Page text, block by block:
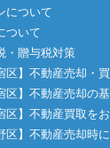
について
ついて
・贈与税対策
区】不動産売却・
区】不動産売却の
区】不動産買取を
区】不動産売却時